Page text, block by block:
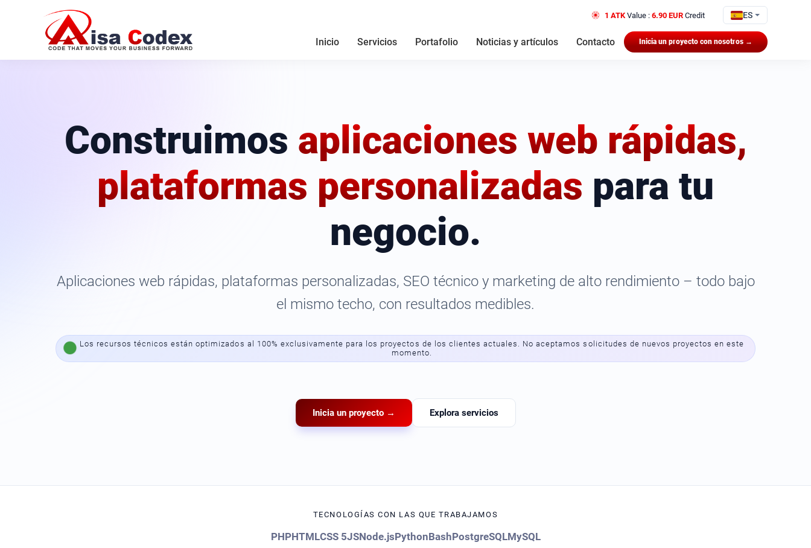
1 ATK Value : 6.90 EUR Credit ES
Inicio Servicios Portafolio Noticias y artículos Contacto Inicia un proyecto con nosotros →
Construimos aplicaciones web rápidas,
plataformas personalizadas para tu
negocio.
Aplicaciones web rápidas, plataformas personalizadas, SEO técnico y marketing de alto rendimiento – todo bajo
el mismo techo, con resultados medibles.
Los recursos técnicos están optimizados al 100% exclusivamente para los proyectos de los clientes actuales. No aceptamos solicitudes de nuevos proyectos en este
momento.
Inicia un proyecto → Explora servicios
TECNOLOGÍAS CON LAS QUE TRABAJAMOS
PHPHTMLCSS 5JSNode.jsPythonBashPostgreSQLMySQL